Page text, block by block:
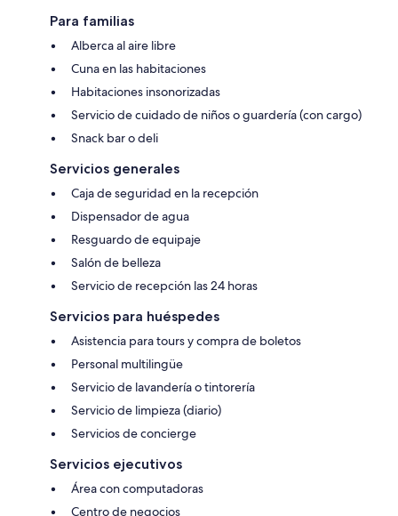
Para familias
Alberca al aire libre
Cuna en las habitaciones
Habitaciones insonorizadas
Servicio de cuidado de niños o guardería (con cargo)
Snack bar o deli
Servicios generales
Caja de seguridad en la recepción
Dispensador de agua
Resguardo de equipaje
Salón de belleza
Servicio de recepción las 24 horas
Servicios para huéspedes
Asistencia para tours y compra de boletos
Personal multilingüe
Servicio de lavandería o tintorería
Servicio de limpieza (diario)
Servicios de concierge
Servicios ejecutivos
Área con computadoras
Centro de negocios